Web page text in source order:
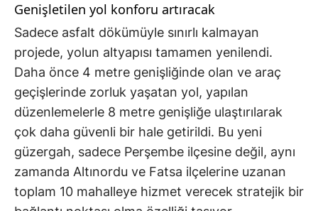
Genişletilen yol konforu artıracak
Sadece asfalt dökümüyle sınırlı kalmayan
projede, yolun altyapısı tamamen yenilendi.
Daha önce 4 metre genişliğinde olan ve araç
geçişlerinde zorluk yaşatan yol, yapılan
düzenlemelerle 8 metre genişliğe ulaştırılarak
çok daha güvenli bir hale getirildi. Bu yeni
güzergah, sadece Perşembe ilçesine değil, aynı
zamanda Altınordu ve Fatsa ilçelerine uzanan
toplam 10 mahalleye hizmet verecek stratejik bir